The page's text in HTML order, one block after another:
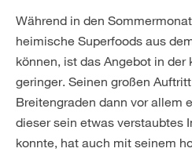
Während in den
heimische Superfoods aus
können, ist das Angebot in
geringer. Seinen großen
Breitengraden dann vor allem
dieser sein etwas verstaubtes
konnte, hat auch mit seinem